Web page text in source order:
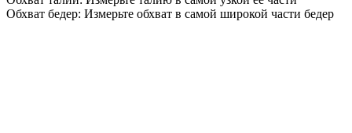
Обхват бедер: Измерьте обхват в самой широкой части бедер